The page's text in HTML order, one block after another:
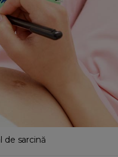
de sarcină